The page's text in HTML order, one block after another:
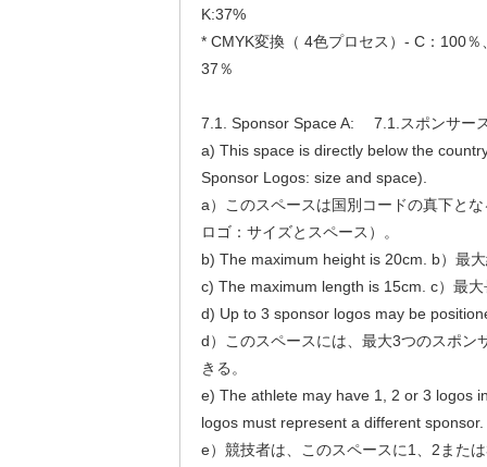
K:37%
* CMYK変換（ 4色プロセス）- C：100
37％
7.1. Sponsor Space A: 7.1.スポンサー
a) This space is directly below the
Sponsor Logos: size and space).
a）このスペースは国別コードの真下と
ロゴ：サイズとスペース）。
b) The maximum height is 20cm. b）最
c) The maximum length is 15cm. c）最
d) Up to 3 sponsor logos may be
d）このスペースには、最大3つのスポン
きる。
e) The athlete may have 1, 2 or 3 logos
logos must represent a different sponsor.
e）競技者は、このスペースに1、2また